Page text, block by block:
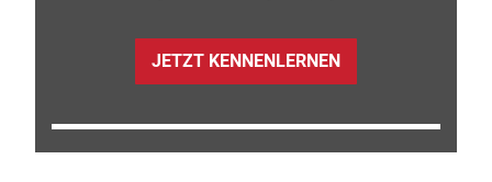
JETZT KENNENLERNEN